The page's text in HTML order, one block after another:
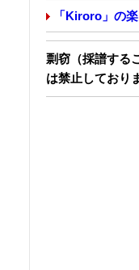
「Kiroro」の
剽窃（採譜する
は禁止しており